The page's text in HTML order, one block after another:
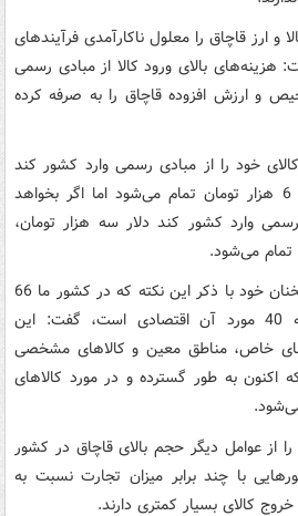
و ارز قاچاق را معلول ناکارآمدی فرآیندهای
هزینه‌های بالای ورود کالا از مبادی رسمی
و ارزش افزوده قاچاق را به صرفه کرده
خود را از مبادی رسمی وارد کشور کند
برای او دلار سه هزار تومانی 6 هزار تومان تمام می‌شود اما اگر بخواهد
وارد کشور کند دلار سه هزار تومان،
حقیقی در بخش دیگری از سخنان خود با ذکر این نکته که در کشور ما 66
مورد معافیت وجود دارد که 40 مورد آن اقتصادی است، گفت: این
خاص، مناطق معین و کالاهای مشخصی
به طور گسترده و در مورد کالاهای
از عوامل دیگر حجم بالای قاچاق در کشور
با چند برابر میزان تجارت نسبت به
کالای بسیار کمتری دارند.